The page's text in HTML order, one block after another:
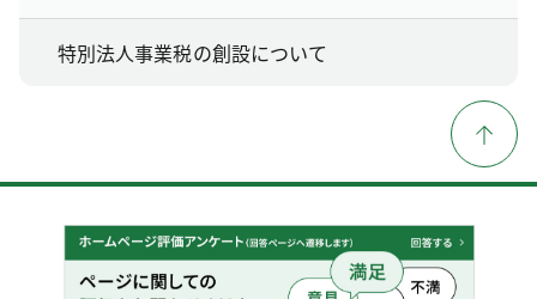
特別法人事業税の創設について